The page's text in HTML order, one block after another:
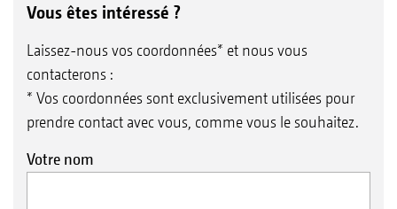
Vous êtes intéressé ?
Laissez-nous vos coordonnées* et nous vous
contacterons :
* Vos coordonnées sont exclusivement utilisées pour
prendre contact avec vous, comme vous le souhaitez.
Votre nom